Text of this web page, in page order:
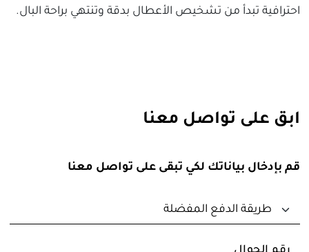
احترافية تبدأ من تشخيص الأعطال بدقة وتنتهي براحة البال.
ابق على تواصل معنا
قم بإدخال بياناتك لكي تبقى على تواصل معنا